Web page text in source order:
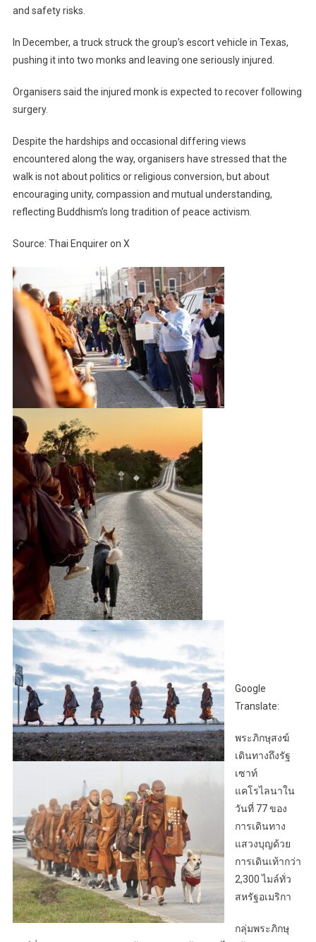
and safety risks.
In December, a truck struck the group’s escort vehicle in Texas,
pushing it into two monks and leaving one seriously injured.
Organisers said the injured monk is expected to recover following
surgery.
Despite the hardships and occasional differing views
encountered along the way, organisers have stressed that the
walk is not about politics or religious conversion, but about
encouraging unity, compassion and mutual understanding,
reflecting Buddhism’s long tradition of peace activism.
Source: Thai Enquirer on X
Google
Translate:
พระภิกษุสงฆ์
เดินทางถึงรัฐ
เซาท์
แคโรไลนาใน
วันที่ 77 ของ
การเดินทาง
แสวงบุญด้วย
การเดินเท้ากว่า
2,300 ไมล์ทั่ว
สหรัฐอเมริกา
กลุ่มพระภิกษุ